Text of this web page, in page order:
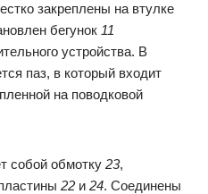
закреплены на втулке
бегунок 11
устройства. В
паз, в который входит
на поводковой
собой обмотку 23,
22 и 24. Соединены